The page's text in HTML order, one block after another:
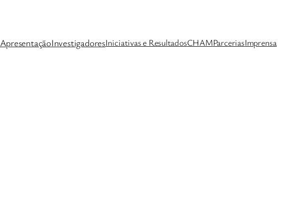
ApresentaçãoInvestigadoresIniciativas e ResultadosCHAMParceriasImprensa